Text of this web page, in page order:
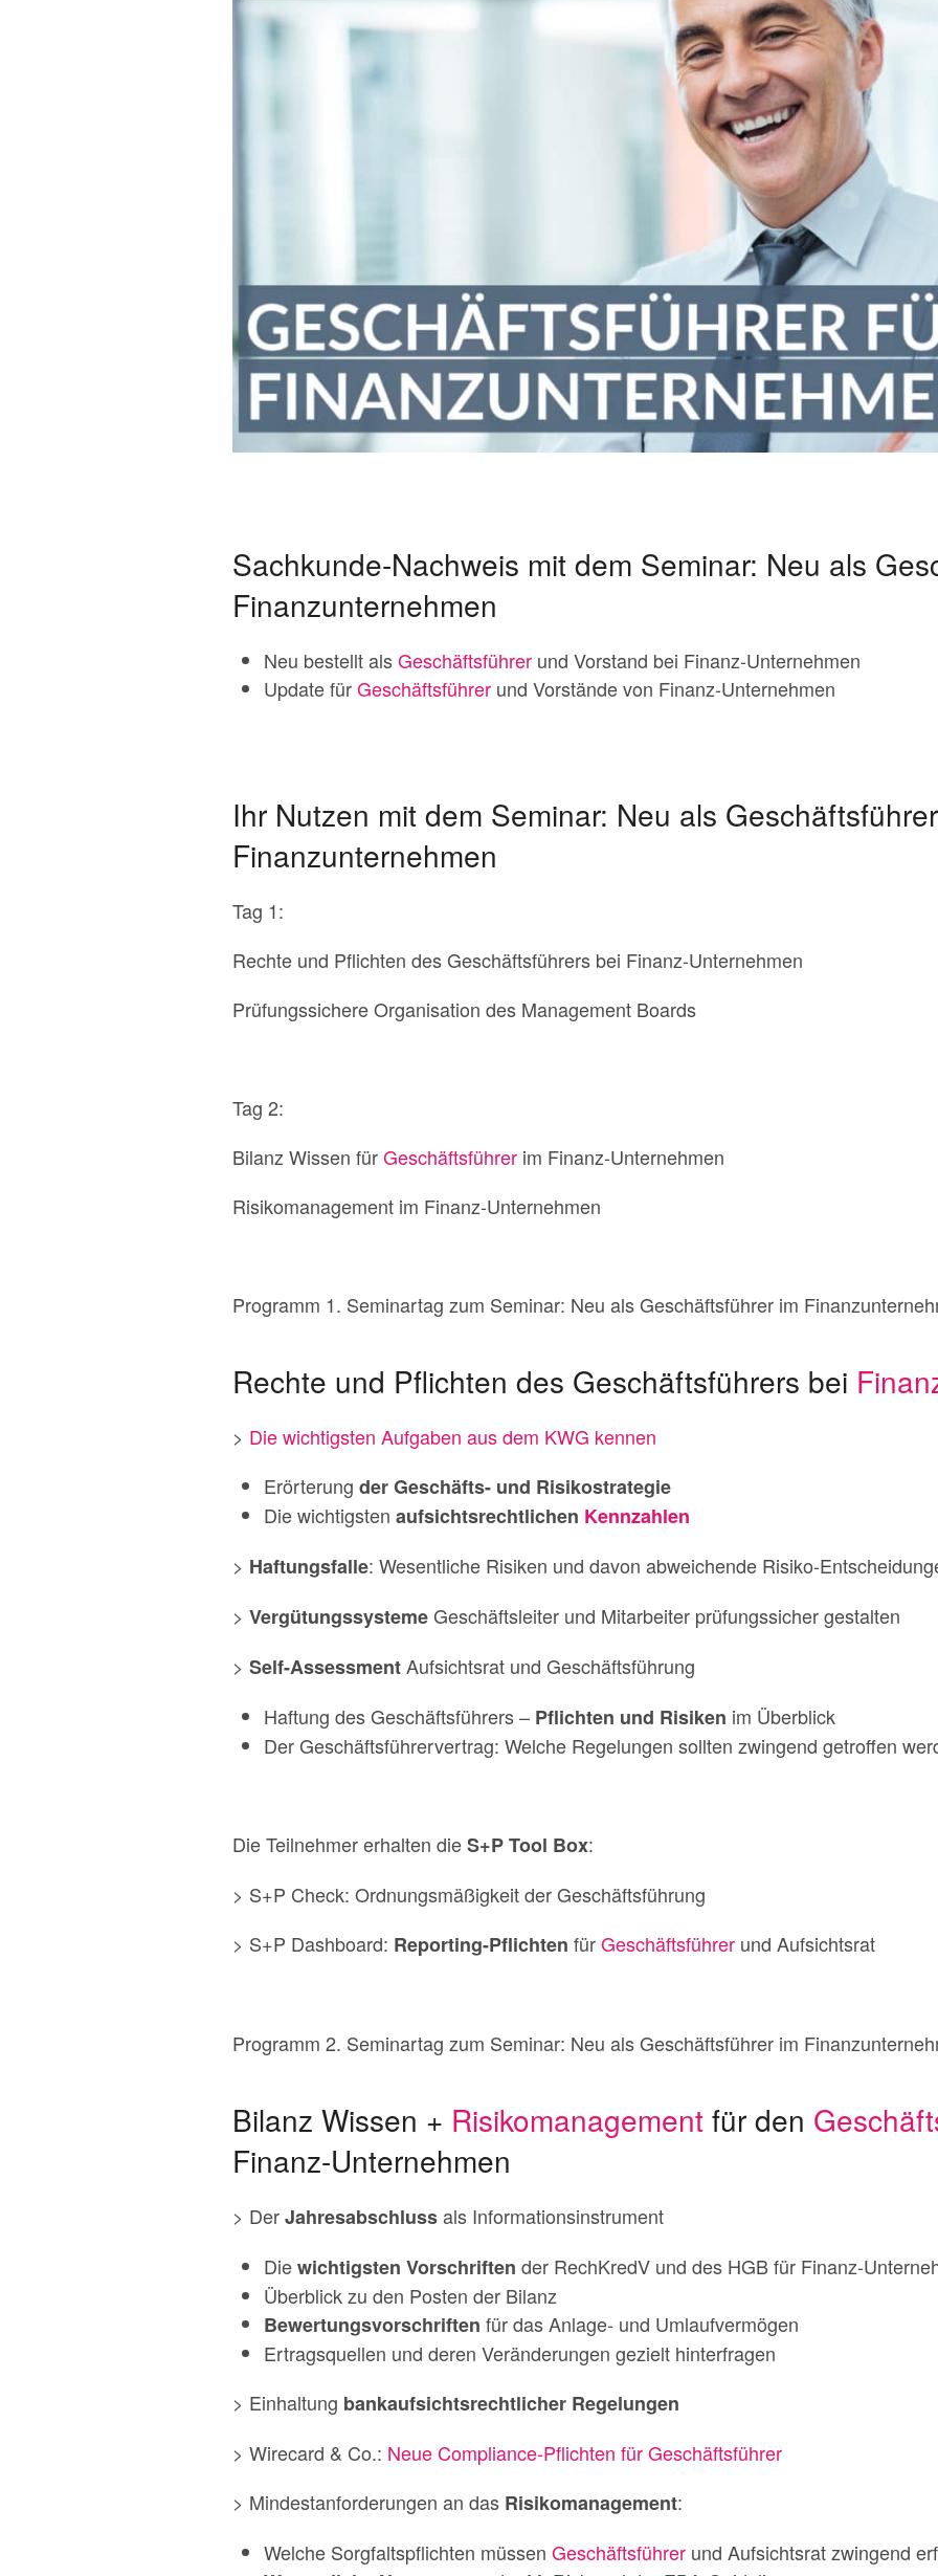
Sachkunde-Nachweis mit dem Seminar: Neu als
Finanzunternehmen
Neu bestellt alsGeschäftsführer und Vorstand bei Finanz-Unternehmen
Update fürGeschäftsführer und Vorstände von Finanz-Unternehmen
Ihr Nutzen mit dem Seminar: Neu als
Finanzunternehmen
Tag 1:
Rechte und Pflichten des Geschäftsführers bei Finanz-Unternehmen
Prüfungssichere Organisation des Management Boards
Tag 2:
Bilanz Wissen fürGeschäftsführer im Finanz-Unternehmen
Risikomanagement im Finanz-Unternehmen
Programm 1. Seminartag zum Seminar: Neu als Geschäftsführer im
Rechte und Pflichten des Geschäftsführers bei
> Die wichtigsten Aufgaben aus dem KWG kennen
Erörterung der Geschäfts- und Risikostrategie
Die wichtigsten aufsichtsrechtlichen Kennzahlen
> Haftungsfalle: Wesentliche Risiken und davon abweichende Risiko-
> VergütungssystemeGeschäftsleiter und Mitarbeiter prüfungssicher gestalten
> Self-AssessmentAufsichtsrat und Geschäftsführung
Haftung des Geschäftsführers – Pflichten und Risiken im Überblick
Der Geschäftsführervertrag: Welche Regelungen sollten zwingend getroffen
Die Teilnehmer erhalten dieS+P Tool Box:
> S+P Check: Ordnungsmäßigkeit der Geschäftsführung
> S+P Dashboard: Reporting-Pflichten fürGeschäftsführer und Aufsichtsrat
Programm 2. Seminartag zum Seminar: Neu als Geschäftsführer im
Bilanz Wissen + Risikomanagement für den
Finanz-Unternehmen
> DerJahresabschlussals Informationsinstrument
Diewichtigsten Vorschriften der RechKredV und des HGB für Finanz-
Überblick zu den Posten der Bilanz
Bewertungsvorschriften für das Anlage- und Umlaufvermögen
Ertragsquellen und deren Veränderungen gezielt hinterfragen
> Einhaltung bankaufsichtsrechtlicher Regelungen
> Wirecard & Co.: Neue Compliance-Pflichten für Geschäftsführer
> Mindestanforderungen an das Risikomanagement:
Welche Sorgfaltspflichten müssen Geschäftsführer und Aufsichtsrat zwingend